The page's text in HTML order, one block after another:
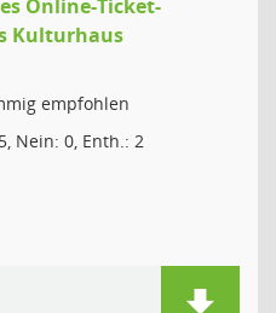
Online-Ticket-
Kulturhaus
empfohlen
Nein: 0, Enth.: 2